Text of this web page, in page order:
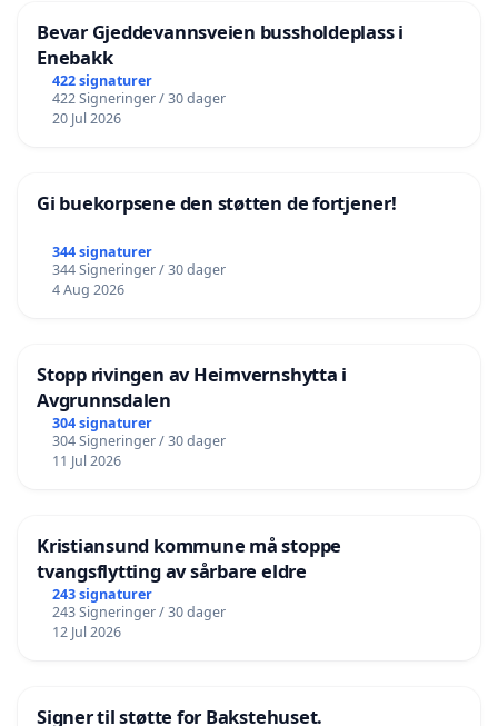
Bevar Gjeddevannsveien bussholdeplass i
Enebakk
422 signaturer
422 Signeringer / 30 dager
20 Jul 2026
Gi buekorpsene den støtten de fortjener!
344 signaturer
344 Signeringer / 30 dager
4 Aug 2026
Stopp rivingen av Heimvernshytta i
Avgrunnsdalen
304 signaturer
304 Signeringer / 30 dager
11 Jul 2026
Kristiansund kommune må stoppe
tvangsflytting av sårbare eldre
243 signaturer
243 Signeringer / 30 dager
12 Jul 2026
Signer til støtte for Bakstehuset.